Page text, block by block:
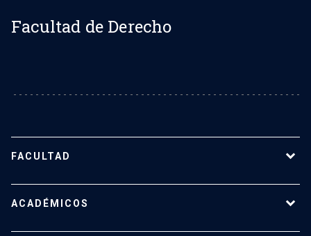
Facultad de Derecho
FACULTAD
Representantes estudiantiles
ACADÉMICOS